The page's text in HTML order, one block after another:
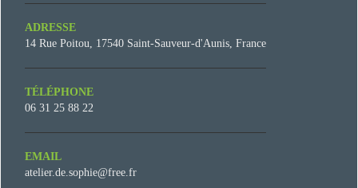
ADRESSE
14 Rue Poitou, 17540 Saint-Sauveur-d'Aunis, France
TÉLÉPHONE
06 31 25 88 22
EMAIL
atelier.de.sophie@free.fr